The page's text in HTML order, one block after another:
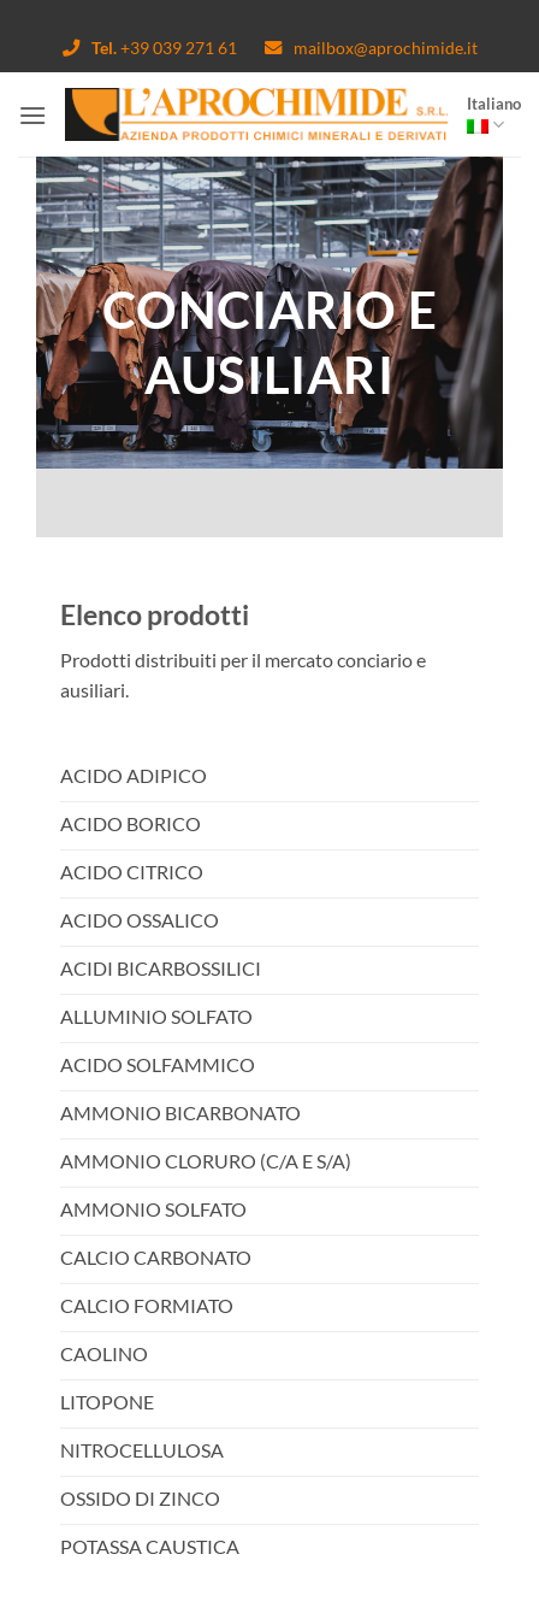
contenuti
Tel.+39 039 271 61 mailbox@aprochimide.it
Italiano
CONCIARIO E
AUSILIARI
Elenco prodotti
Prodotti distribuiti per il mercato conciario e
ausiliari.
ACIDO ADIPICO
ACIDO BORICO
ACIDO CITRICO
ACIDO OSSALICO
ACIDI BICARBOSSILICI
ALLUMINIO SOLFATO
ACIDO SOLFAMMICO
AMMONIO BICARBONATO
AMMONIO CLORURO (C/A E S/A)
AMMONIO SOLFATO
CALCIO CARBONATO
CALCIO FORMIATO
CAOLINO
LITOPONE
NITROCELLULOSA
OSSIDO DI ZINCO
POTASSA CAUSTICA